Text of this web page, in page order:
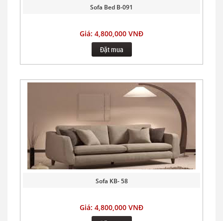
Sofa Bed B-091
Giá: 4,800,000 VNĐ
Đặt mua
Sofa KB- 58
Giá: 4,800,000 VNĐ